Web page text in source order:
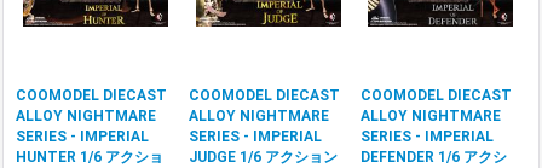
COOMODEL DIECAST
ALLOY NIGHTMARE
SERIES - IMPERIAL
HUNTER 1/6 アクショ
COOMODEL DIECAST
ALLOY NIGHTMARE
SERIES - IMPERIAL
JUDGE 1/6 アクション
COOMODEL DIECAST
ALLOY NIGHTMARE
SERIES - IMPERIAL
DEFENDER 1/6 アクシ